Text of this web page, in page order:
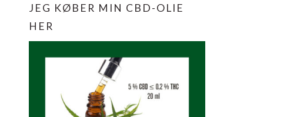
JEG KØBER MIN CBD-OLIE
HER